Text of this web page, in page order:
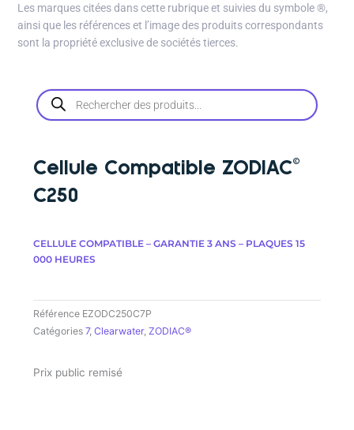
Les marques citées dans cette rubrique et suivies du symbole®,
ainsi que les références et l’image des produits correspondants
sont la propriété exclusive de sociétés tierces.
Recherche
de
produits
Cellule Compatible ZODIAC©
C250
CELLULE COMPATIBLE – GARANTIE 3 ANS – PLAQUES 15
000 HEURES
Référence EZODC250C7P
Catégories 7,Clearwater,ZODIAC®
Prix public remisé